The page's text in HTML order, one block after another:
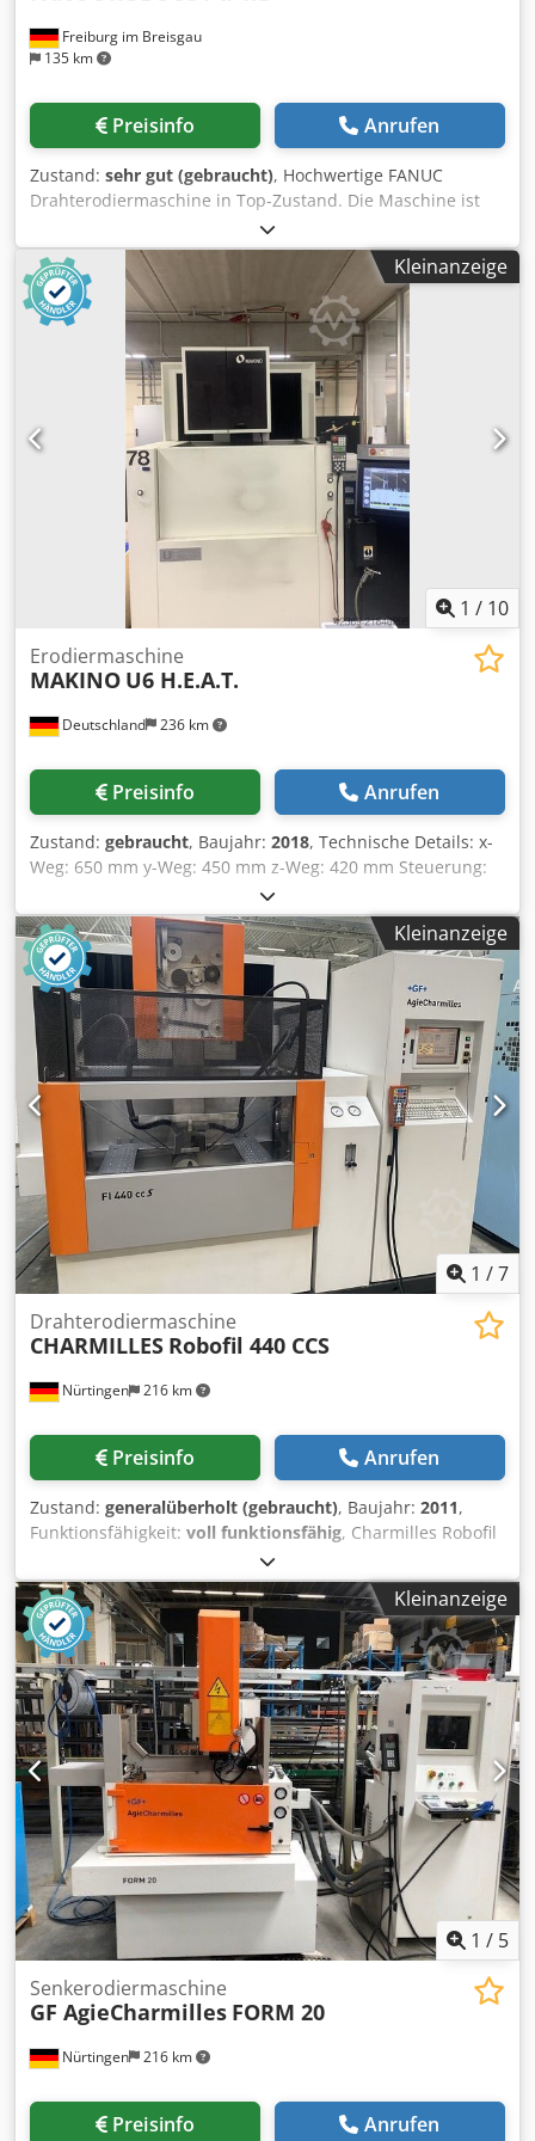
Freiburg im Breisgau
135 km
Preisinfo Anrufen
Zustand: sehr gut (gebraucht), Hochwertige FANUC
Drahterodiermaschine in Top-Zustand. Die Maschine ist
gepflegt, betriebsbereit und eignet sich für präzise
Drahterodierarbeiten im Werkzeug-, Formen- und
Präzisionsmaschinenbau. Hersteller: FANUC Modell:
ROBOCUT α-1iD Typ: A04B-0320-B001 #E5 Maschinen-Nr.:
P089D1671 Baujahr: 09/2008 Steuerung: FANUC Series
310iS-WA Maschinentyp: CNC-Drahterodiermaschine X-
Achse: 600 mm Y-Achse: 400 mm Z-Achse: 310 mm U-
Achse: 200 mm V-Achse: 200 mm Eilgang X: 900 mm/min
Eilgang Y: 900 mm/min Eilgang Z: 900 mm/min Eilgang U:
450 mm/min Dedpfx Aiozrzzdo Tewa Eilgang V: 450
mm/min Max. Werkstückgewicht: 1.000 kg
Maschinengewicht: 3.000 kg Netzanschluss: 200 V AC, 3-
phasig, 50/60 Hz Anschlussleistung: 13 kVA Automatisches
Einfädeln des Drahtes Bearbeitung im Vollbad Geeigneter
Drahtdurchmesser: 0,10–0,30 mm Auf Anfrage schicken
wir Ihnen auch gerne ein Video zu.
Kleinanzeige
1 / 10
Deutschland 236 km
Erodiermaschine
MAKINO U6 H.E.A.T.
Preisinfo Anrufen
Zustand: gebraucht, Baujahr: 2018, Technische Details: x-
Weg: 650 mm y-Weg: 450 mm z-Weg: 420 mm Steuerung:
MAKINO Hyper i U-Achse: ± 75 mm Dodpjy I Ak Isfx Ai Tjwa
V-Achse: ± 75 mm max. Werkstückgröße LxBxH: 1000 x 800
x 400 mm Werkstückgewicht: max. 1500 kg Tischgröße: 910
x 710 mm Maschinengewicht ca.: 5 t Maße
(Länge/Breite/Höhe): 3 x 3 x 2,3 mm Zubehör:
Programmspeicher 10 GB Ethernet I/P Schnittstelle 5-achs
Wasserbad-Drahterodiermaschine in exzellentem Zustand.
H.E.A.T. System für schnellste Schnittgeschwindigkeiten *
Kleinanzeige
1 /7
Nürtingen 216 km
Drahterodiermaschine
CHARMILLES Robofil 440 CCS
Preisinfo Anrufen
Zustand: generalüberholt (gebraucht), Baujahr: 2011,
Funktionsfähigkeit: voll funktionsfähig, Charmilles Robofil
440 CCS Baujahr 2011 Charmilles Millenium Steuerung
Verfahrwege (X / Y / Z): 550 x 350 x 400 mm Verfahrwege (U
/ V): 550 x 350 mm Max. Konikwinkel: +/- 30° bei 400 mm
Höhe Integrated Collision Protection (ICP) auf allen 5
Achsen Maximale Werkstückabmessungen: 1200 x 700 x
400 mm Dwedpfx Aiezruvue Tsa Maximales
Werkstückgewicht: 1500 kg Schneidgeschwindigkeit von
340 mm²/min Beste Oberfläche: Ra 0,2 µm Verfügbare
Drahtdurchmesser: 0,15 mm bis 0,33 mm Abmessungen
der kompletten Anlage: 2600 x 2540 x 2240 mm
Gesamtgewicht der Anlage: 3300 kg Die Maschine wird von
uns nach Auftragseingang gereinigt und generalüberholt
sowie auf alle Funktionen getestet. Sie erhalten eine
Gewährleistung von 6 Monaten auf die Maschine. Gerne
bieten wir Ihnen die Inbetriebnahme der Maschine an.
Kleinanzeige
1 / 5
Nürtingen 216 km
Senkerodiermaschine
GF AgieCharmilles FORM 20
Preisinfo Anrufen